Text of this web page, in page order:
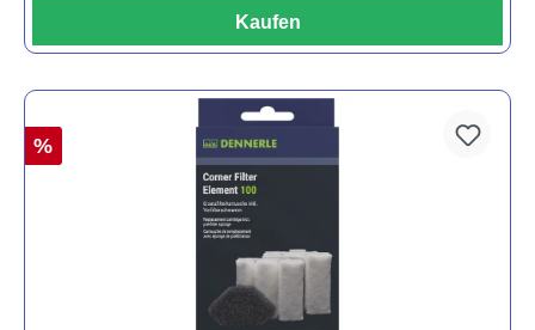
Kaufen
%